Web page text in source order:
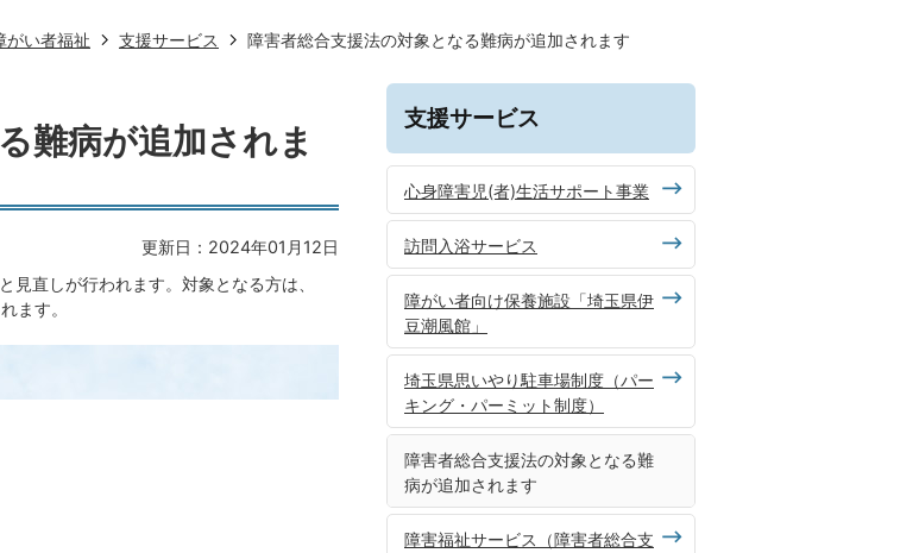
がい者福祉 支援サービス 障害者総合支援法の対象となる難病が追加されます
難病が追加されま
更新日：2024年01月12日
直しが行われます。対象となる方は、
ます。
支援サービス
心身障害児(者)生活サポート事業
訪問入浴サービス
障がい者向け保養施設「埼玉県伊
豆潮風館」
埼玉県思いやり駐車場制度（パー
キング・パーミット制度）
障害者総合支援法の対象となる難
病が追加されます
障害福祉サービス（障害者総合支